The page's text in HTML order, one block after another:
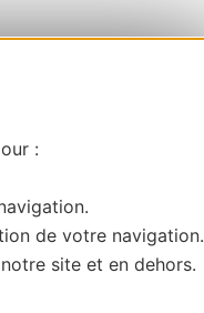
:
de votre navigation.
site et en dehors.